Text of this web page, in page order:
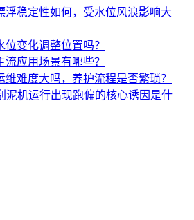
浮稳定性如何，受水位风浪影响大
变化调整位置吗？
应用场景有哪些？
难度大吗，养护流程是否繁琐？
泥机运行出现跑偏的核心诱因是什